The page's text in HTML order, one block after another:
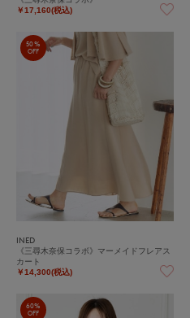
￥17,160(税込)
50%
OFF
INED
《三尋木奈保コラボ》マーメイドフレアス
カート
￥14,300(税込)
60%
OFF